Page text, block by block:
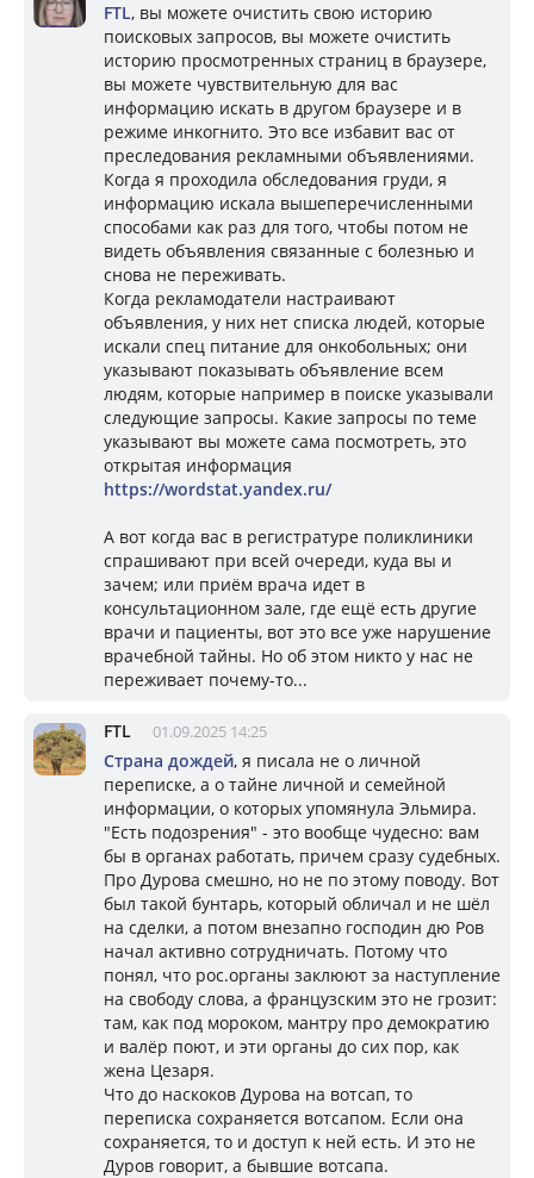
FTL, вы можете очистить свою историю
поисковых запросов, вы можете очистить
историю просмотренных страниц в браузере,
вы можете чувствительную для вас
информацию искать в другом браузере и в
режиме инкогнито. Это все избавит вас от
преследования рекламными объявлениями.
Когда я проходила обследования груди, я
информацию искала вышеперечисленными
способами как раз для того, чтобы потом не
видеть объявления связанные с болезнью и
снова не переживать.
Когда рекламодатели настраивают
объявления, у них нет списка людей, которые
искали спец питание для онкобольных; они
указывают показывать объявление всем
людям, которые например в поиске указывали
следующие запросы. Какие запросы по теме
указывают вы можете сама посмотреть, это
открытая информация
https://wordstat.yandex.ru/
А вот когда вас в регистратуре поликлиники
спрашивают при всей очереди, куда вы и
зачем; или приём врача идет в
консультационном зале, где ещё есть другие
врачи и пациенты, вот это все уже нарушение
врачебной тайны. Но об этом никто у нас не
переживает почему-то...
FTL 01.09.2025 14:25
Страна дождей, я писала не о личной
переписке, а о тайне личной и семейной
информации, о которых упомянула Эльмира.
"Есть подозрения" - это вообще чудесно: вам
бы в органах работать, причем сразу судебных.
Про Дурова смешно, но не по этому поводу. Вот
был такой бунтарь, который обличал и не шёл
на сделки, а потом внезапно господин дю Ров
начал активно сотрудничать. Потому что
понял, что рос.органы заклюют за наступление
на свободу слова, а французским это не грозит:
там, как под мороком, мантру про демократию
и валёр поют, и эти органы до сих пор, как
жена Цезаря.
Что до наскоков Дурова на вотсап, то
переписка сохраняется вотсапом. Если она
сохраняется, то и доступ к ней есть. И это не
Дуров говорит, а бывшие вотсапа.